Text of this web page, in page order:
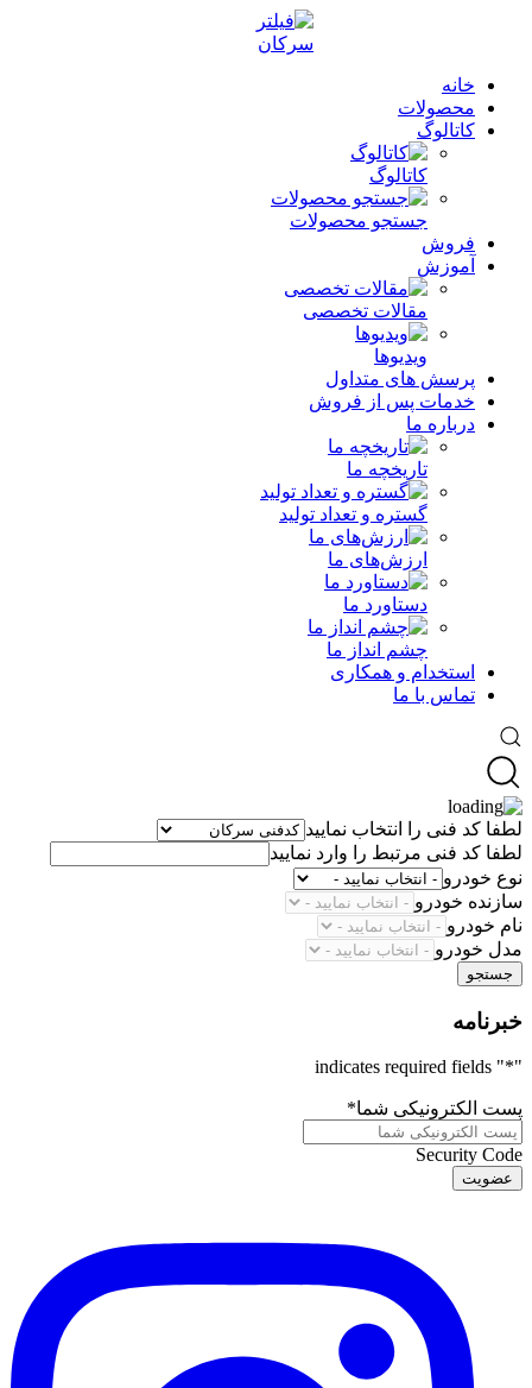
خانه
محصولات
کاتالوگ
کاتالوگ
جستجو محصولات
فروش
آموزش
مقالات تخصصی
ویدیوها
پرسش های متداول
خدمات پس از فروش
درباره ما
تاریخچه ما
گستره و تعداد تولید
ارزش‌های ما
دستاورد ما
چشم انداز ما
استخدام و همکاری
تماس با ما
لطفا کد فنی را انتخاب نمایید
لطفا کد فنی مرتبط را وارد نمایید
نوع خودرو
سازنده خودرو
نام خودرو
مدل خودرو
جستجو
خبرنامه
"
*
" indicates required fields
پست الکترونیکی شما*
Security Code